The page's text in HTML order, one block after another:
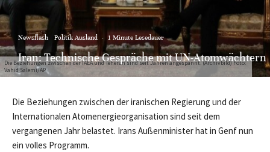
Die Beziehungen zwischen der IAEA und Teheran sind seit Jahren angespannt. (Archivbild) Foto:
Vahid Salemi/AP
Newsflash Politik Ausland · 1 Minute Lesedauer
Iran: Technische Gespräche mit UN-Atomwächtern
Die Beziehungen zwischen der iranischen Regierung und der
Internationalen Atomenergieorganisation sind seit dem
vergangenen Jahr belastet. Irans Außenminister hat in Genf nun
ein volles Programm.